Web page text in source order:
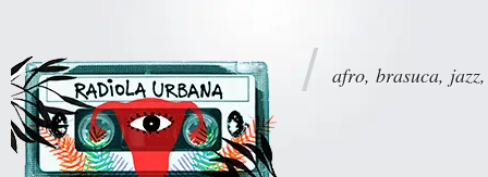
afro, brasuca,